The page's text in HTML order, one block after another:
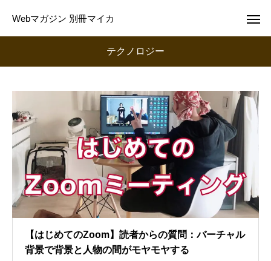
Webマガジン 別冊マイカ
テクノロジー
【はじめてのZoom】読者からの質問：バーチャル
背景で背景と人物の間がモヤモヤする